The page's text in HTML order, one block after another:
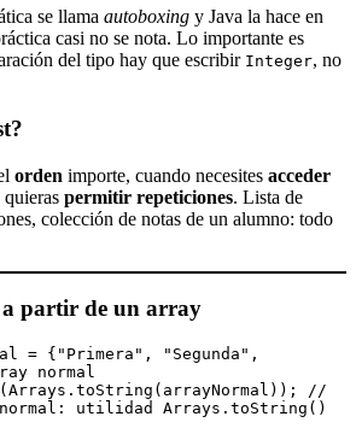
se llama autoboxing y Java la hace en
casi no se nota. Lo importante es
del tipo hay que escribir Integer, no
orden importe, cuando necesites acceder
permitir repeticiones. Lista de
colección de notas de un alumno: todo
partir de un array
= {"Primera", "Segunda",
normal
//
utilidad Arrays.toString()